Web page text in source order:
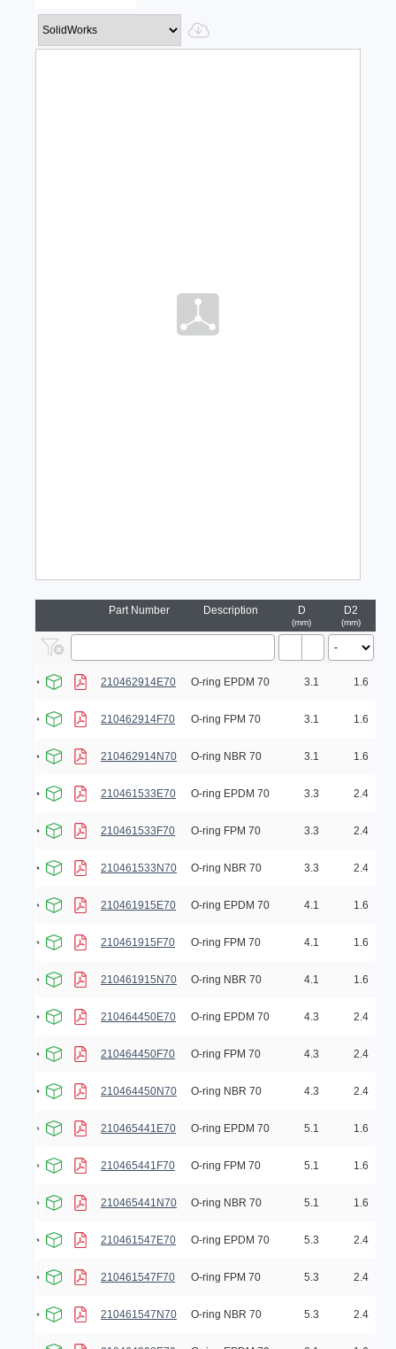
Part Number Description D
mm
D2
mm
210462914E70 O-ring EPDM 70 3.1 1.6
210462914F70 O-ring FPM 70 3.1 1.6
210462914N70 O-ring NBR 70 3.1 1.6
210461533E70 O-ring EPDM 70 3.3 2.4
210461533F70 O-ring FPM 70 3.3 2.4
210461533N70 O-ring NBR 70 3.3 2.4
210461915E70 O-ring EPDM 70 4.1 1.6
210461915F70 O-ring FPM 70 4.1 1.6
210461915N70 O-ring NBR 70 4.1 1.6
210464450E70 O-ring EPDM 70 4.3 2.4
210464450F70 O-ring FPM 70 4.3 2.4
210464450N70 O-ring NBR 70 4.3 2.4
210465441E70 O-ring EPDM 70 5.1 1.6
210465441F70 O-ring FPM 70 5.1 1.6
210465441N70 O-ring NBR 70 5.1 1.6
210461547E70 O-ring EPDM 70 5.3 2.4
210461547F70 O-ring FPM 70 5.3 2.4
210461547N70 O-ring NBR 70 5.3 2.4